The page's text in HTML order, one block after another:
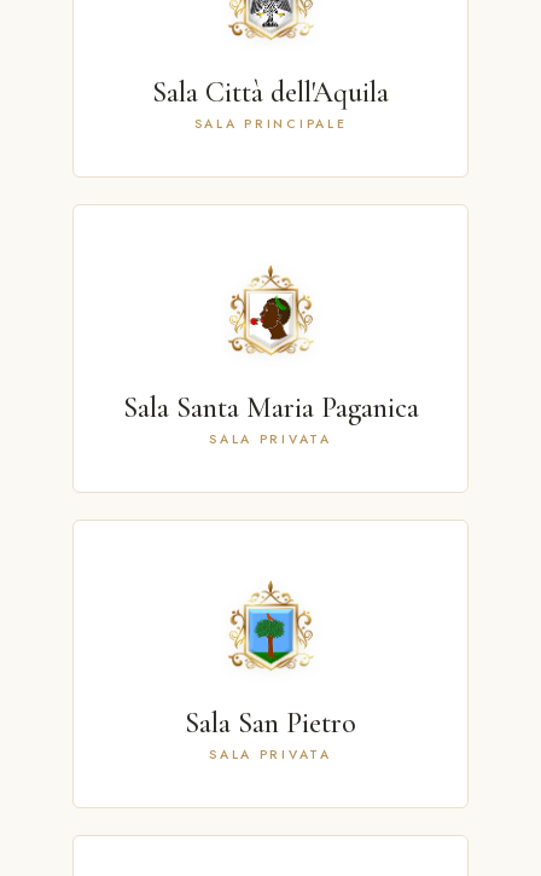
Sala Città dell'Aquila
SALA PRINCIPALE
Sala Santa Maria Paganica
SALA PRIVATA
Sala San Pietro
SALA PRIVATA